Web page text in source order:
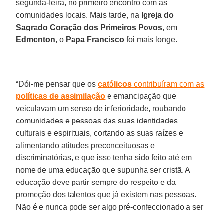
segunda-feira, no primeiro encontro com as
comunidades locais. Mais tarde, na Igreja do
Sagrado Coração dos Primeiros Povos, em
Edmonton, o Papa Francisco foi mais longe.
“Dói-me pensar que oscatólicos contribuíram com as
políticas de assimilação e emancipação que
veiculavam um senso de inferioridade, roubando
comunidades e pessoas das suas identidades
culturais e espirituais, cortando as suas raízes e
alimentando atitudes preconceituosas e
discriminatórias, e que isso tenha sido feito até em
nome de uma educação que supunha ser cristã. A
educação deve partir sempre do respeito e da
promoção dos talentos que já existem nas pessoas.
Não é e nunca pode ser algo pré-confeccionado a ser